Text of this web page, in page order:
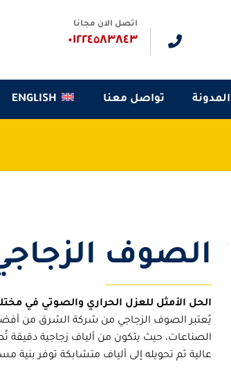
اتصل الان مجانا
٠١٢٢٤٥٨٣٨٤٣
المدونة تواصل معنا ENGLISH
الصوف
الحل الأمثل للعزل الحراري والصوتي في
يُعتبرالصوف الزجاجي من شركة الشرق من
الصناعات، حيث يتكون من ألياف زجاجية دقيقة
عالية ثم تحويله إلى ألياف متشابكة توفر بنية